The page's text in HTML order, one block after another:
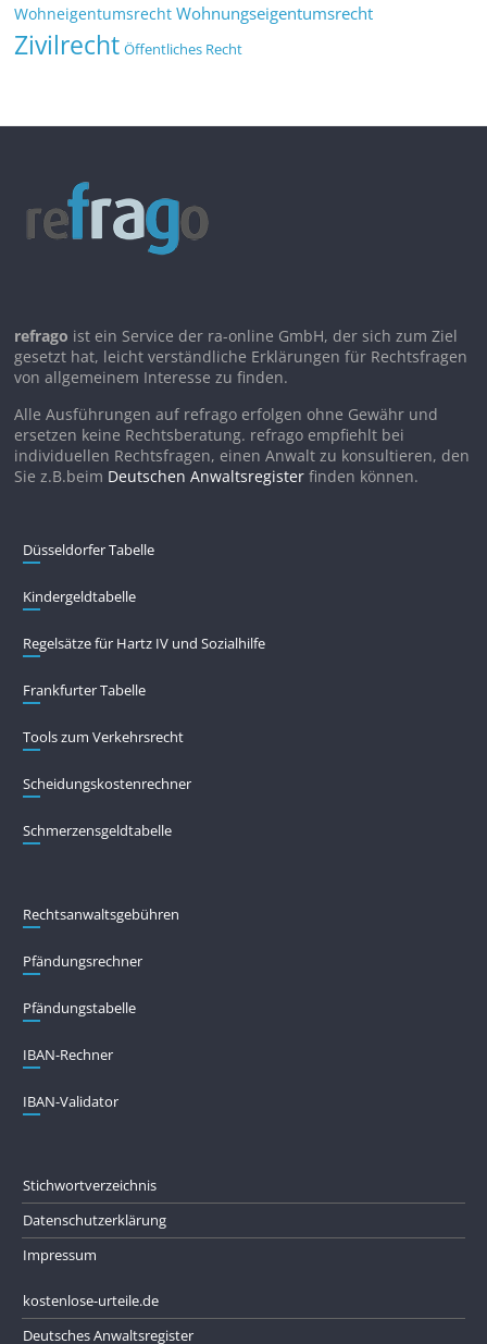
Wohneigentumsrecht Wohnungseigentumsrecht
Zivilrecht Öffentliches Recht
refrago ist ein Service der ra-online GmbH, der sich zum Ziel
gesetzt hat, leicht verständliche Erklärungen für Rechtsfragen
von allgemeinem Interesse zu finden.
Alle Ausführungen auf refrago erfolgen ohne Gewähr und
ersetzen keine Rechtsberatung. refrago empfiehlt bei
individuellen Rechtsfragen, einen Anwalt zu konsultieren, den
Sie z.B.beim Deutschen Anwaltsregister finden können.
Düsseldorfer Tabelle
Kindergeldtabelle
Regelsätze für Hartz IV und Sozialhilfe
Frankfurter Tabelle
Tools zum Verkehrsrecht
Scheidungskostenrechner
Schmerzensgeldtabelle
Rechtsanwaltsgebühren
Pfändungs­rechner
Pfändungs­tabelle
IBAN-Rechner
IBAN-Validator
Stichwortverzeichnis
Datenschutzerklärung
Impressum
kostenlose-urteile.de
Deutsches Anwaltsregister